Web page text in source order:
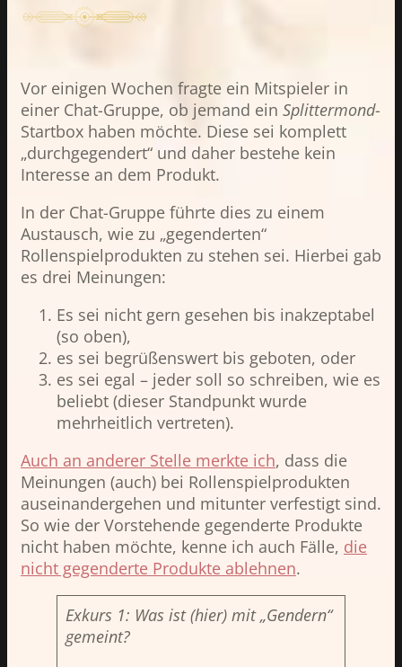
Vor einigen Wochen fragte ein Mitspieler in
einer Chat-Gruppe, ob jemand ein Splittermond-
Startbox haben möchte. Diese sei komplett
„durchgegendert“ und daher bestehe kein
Interesse an dem Produkt.
In der Chat-Gruppe führte dies zu einem
Austausch, wie zu „gegenderten“
Rollenspielprodukten zu stehen sei. Hierbei gab
es drei Meinungen:
Es sei nicht gern gesehen bis inakzeptabel
(so oben),
es sei begrüßenswert bis geboten, oder
es sei egal – jeder soll so schreiben, wie es
beliebt (dieser Standpunkt wurde
mehrheitlich vertreten).
Auch an anderer Stelle merkte ich, dass die
Meinungen (auch) bei Rollenspielprodukten
auseinandergehen und mitunter verfestigt sind.
So wie der Vorstehende gegenderte Produkte
nicht haben möchte, kenne ich auch Fälle, die
nicht gegenderte Produkte ablehnen.
Exkurs 1: Was ist (hier) mit „Gendern“
gemeint?